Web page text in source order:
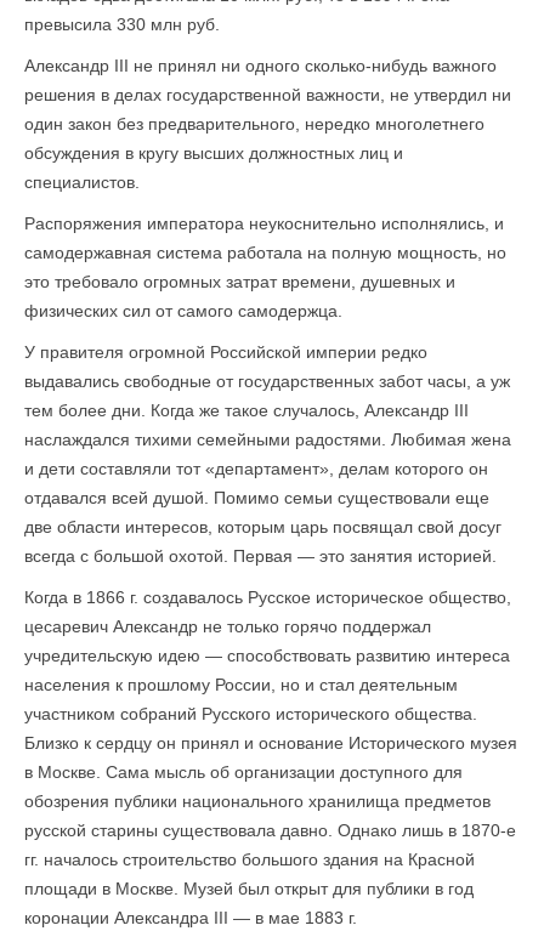
превысила 330 млн руб.
Александр III не принял ни одного сколько-нибудь важного
решения в делах государственной важности, не утвердил ни
один закон без предварительного, нередко многолетнего
обсуждения в кругу высших должностных лиц и
специалистов.
Распоряжения императора неукоснительно исполнялись, и
самодержавная система работала на полную мощность, но
это требовало огромных затрат времени, душевных и
физических сил от самого самодержца.
У правителя огромной Российской империи редко
выдавались свободные от государственных забот часы, а уж
тем более дни. Когда же такое случалось, Александр III
наслаждался тихими семейными радостями. Любимая жена
и дети составляли тот «департамент», делам которого он
отдавался всей душой. Помимо семьи существовали еще
две области интересов, которым царь посвящал свой досуг
всегда с большой охотой. Первая — это занятия историей.
Когда в 1866 г. создавалось Русское исто­рическое общество,
цесаревич Александр не только горячо поддержал
учредительскую идею — способствовать развитию интереса
населения к прошлому России, но и стал деятельным
участником собраний Русского исторического общества.
Близко к сердцу он принял и основание Исторического музея
в Москве. Сама мысль об организации доступного для
обозрения публики национального хранилища предметов
русской старины существовала давно. Однако лишь в 1870-е
гг. началось строительство большого здания на Красной
площади в Москве. Музей был открыт для публики в год
коронации Александра III — в мае 1883 г.